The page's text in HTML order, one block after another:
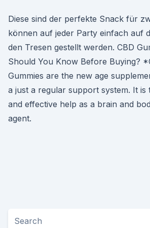
Diese sind der perfekte Snack für
können auf jeder Party einfach auf
den Tresen gestellt werden. CBD
Should You Know Before Buying?
Gummies are the new age
a just a regular support system. It is
and effective help as a brain and
agent.